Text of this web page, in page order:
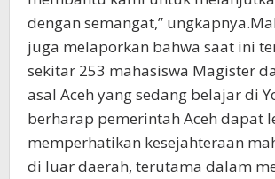
dengan semangat,”
juga melaporkan bahwa saat ini
sekitar 253 mahasiswa Magister
asal Aceh yang sedang belajar di
berharap pemerintah Aceh dapat
memperhatikan kesejahteraan
di luar daerah, terutama dalam